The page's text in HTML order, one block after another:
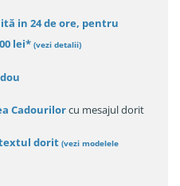
in 24 de ore, pentru
lei* (vezi detalii)
Cadourilorcu mesajul dorit
dorit (vezi modelele